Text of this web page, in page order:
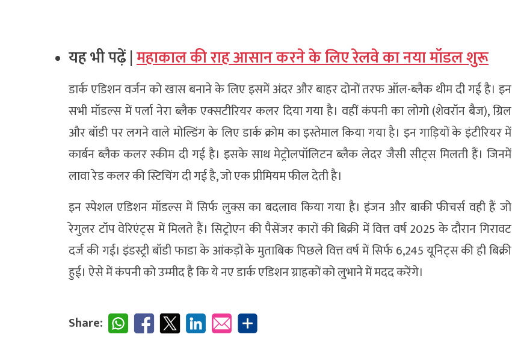
यह भी पढ़ें |महाकाल की राह आसान करने के लिए रेलवे का नया मॉडल शुरू
डार्क एडिशन वर्जन को खास बनाने के लिए इसमें अंदर और बाहर दोनों तरफ ऑल-ब्लैक थीम दी गई है। इन
सभी मॉडल्स में पर्ला नेरा ब्लैक एक्सटीरियर कलर दिया गया है। वहीं कंपनी का लोगो (शेवरॉन बैज), ग्रिल
और बॉडी पर लगने वाले मोल्डिंग के लिए डार्क क्रोम का इस्तेमाल किया गया है। इन गाड़ियों के इंटीरियर में
कार्बन ब्लैक कलर स्कीम दी गई है। इसके साथ मेट्रोलपॉलिटन ब्लैक लेदर जैसी सीट्स मिलती हैं। जिनमें
लावा रेड कलर की स्टिचिंग दी गई है, जो एक प्रीमियम फील देती है।
इन स्पेशल एडिशन मॉडल्स में सिर्फ लुक्स का बदलाव किया गया है। इंजन और बाकी फीचर्स वही हैं जो
रेगुलर टॉप वेरिएंट्स में मिलते हैं। सिट्रोएन की पैसेंजर कारों की बिक्री में वित्त वर्ष 2025 के दौरान गिरावट
दर्ज की गई। इंडस्ट्री बॉडी फाडा के आंकड़ों के मुताबिक पिछले वित्त वर्ष में सिर्फ 6,245 यूनिट्स की ही बिक्री
हुई। ऐसे में कंपनी को उम्मीद है कि ये नए डार्क एडिशन ग्राहकों को लुभाने में मदद करेंगे।
Share: